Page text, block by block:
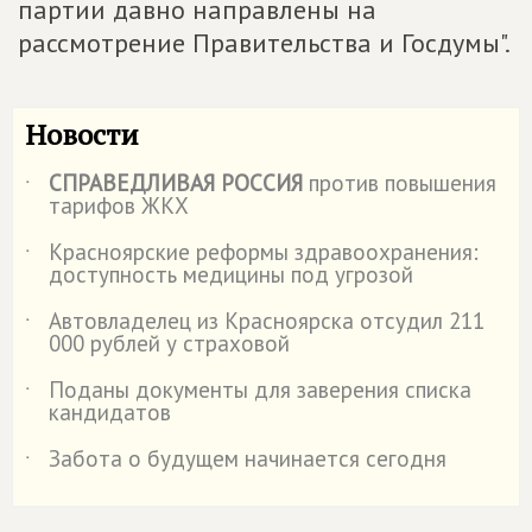
партии давно направлены на
рассмотрение Правительства и Госдумы".
Новости
˙ СПРАВЕДЛИВАЯ РОССИЯ против повышения
тарифов ЖКХ
˙
Красноярские реформы здравоохранения:
доступность медицины под угрозой
˙
Автовладелец из Красноярска отсудил 211
000 рублей у страховой
˙
️Поданы документы для заверения списка
кандидатов
˙
Забота о будущем начинается сегодня